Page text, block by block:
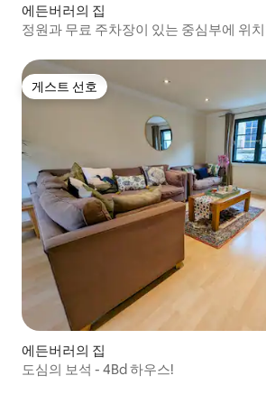
에든버러의 집
정원과 무료 주차장이 있는 중심부에 위
게스트 선호
게스트 선호
에든버러의 집
도심의 보석 - 4Bd 하우스!